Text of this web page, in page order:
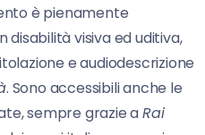
è pienamente
visiva ed uditiva,
e audiodescrizione
. Sono accessibili anche le
sempre grazie aRai